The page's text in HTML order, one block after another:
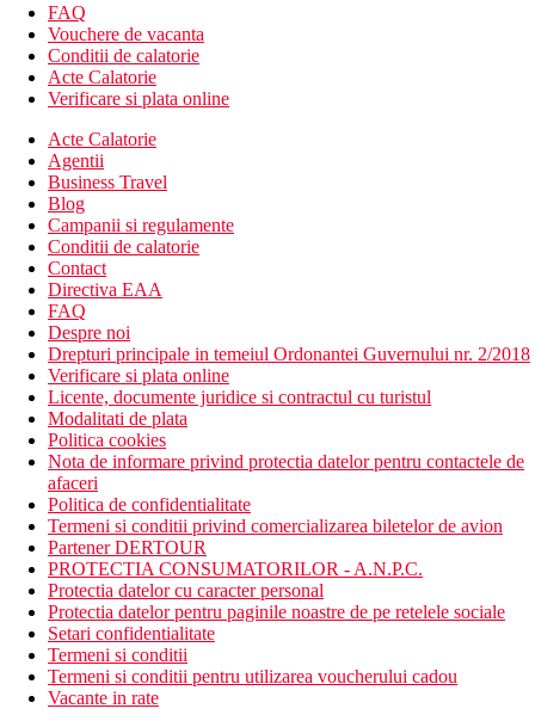
FAQ
Vouchere de vacanta
Conditii de calatorie
Acte Calatorie
Verificare si plata online
Acte Calatorie
Agentii
Business Travel
Blog
Campanii si regulamente
Conditii de calatorie
Contact
Directiva EAA
FAQ
Despre noi
Drepturi principale in temeiul Ordonantei Guvernului nr. 2/2018
Verificare si plata online
Licente, documente juridice si contractul cu turistul
Modalitati de plata
Politica cookies
Nota de informare privind protectia datelor pentru contactele de
afaceri
Politica de confidentialitate
Termeni si conditii privind comercializarea biletelor de avion
Partener DERTOUR
PROTECTIA CONSUMATORILOR - A.N.P.C.
Protectia datelor cu caracter personal
Protectia datelor pentru paginile noastre de pe retelele sociale
Setari confidentialitate
Termeni si conditii
Termeni si conditii pentru utilizarea voucherului cadou
Vacante in rate